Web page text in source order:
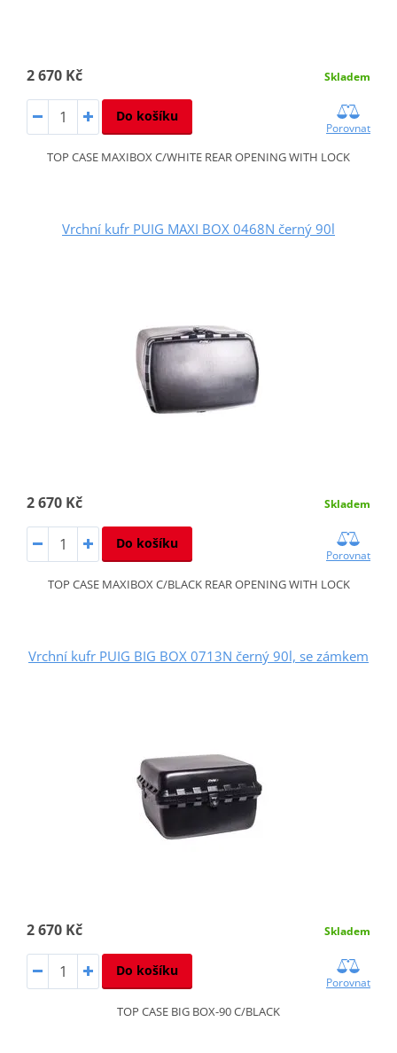
2 670 Kč Skladem
Do košíku
Porovnat
TOP CASE MAXIBOX C/WHITE REAR OPENING WITH LOCK
Vrchní kufr PUIG MAXI BOX 0468N černý 90l
2 670 Kč Skladem
Do košíku
Porovnat
TOP CASE MAXIBOX C/BLACK REAR OPENING WITH LOCK
Vrchní kufr PUIG BIG BOX 0713N černý 90l, se zámkem
2 670 Kč Skladem
Do košíku
Porovnat
TOP CASE BIG BOX-90 C/BLACK